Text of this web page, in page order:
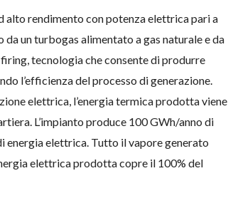
alto rendimento con potenza elettrica pari a
un turbogas alimentato a gas naturale e da
tecnologia che consente di produrre
l’efficienza del processo di generazione.
elettrica, l’energia termica prodotta viene
L’impianto produce 100 GWh/anno di
energia elettrica. Tutto il vapore generato
elettrica prodotta copre il 100% del